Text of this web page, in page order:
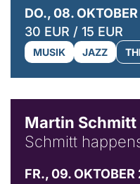
DO., 08.
30 EUR / 15 EUR
MUSIK JAZZ
Martin Schmitt
Schmitt
FR., 09.